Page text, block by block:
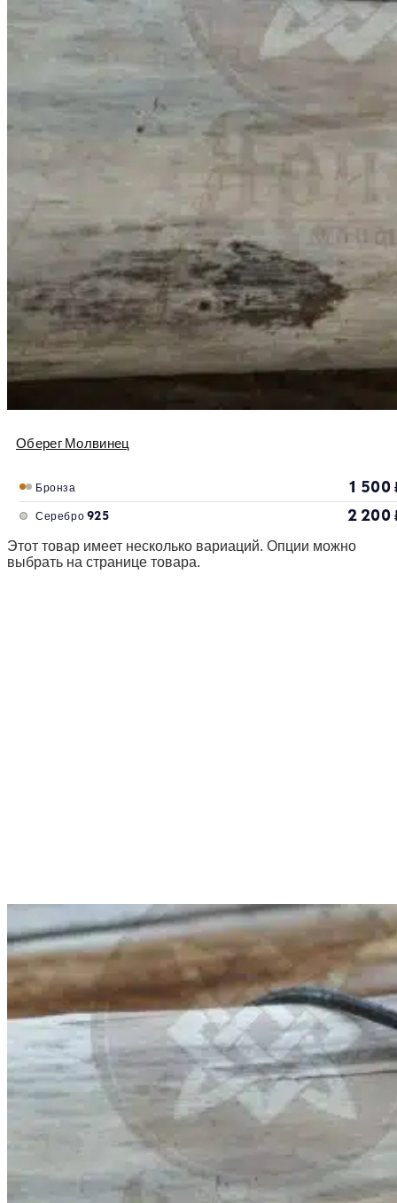
Оберег Молвинец
Бронза 1 500
Серебро 925 2 200
Этот товар имеет несколько вариаций. Опции можно
выбрать на странице товара.